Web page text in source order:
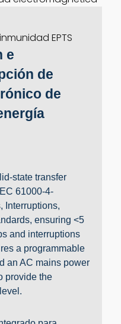
e
de
de
state transfer
61000-4-
Interruptions,
ensuring <5
and interruptions
a programmable
an AC mains power
provide the